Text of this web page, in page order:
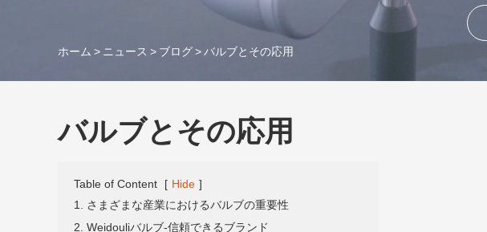
ホーム ニュース ブログ バルブとその応用
バルブとその応用
Table of Content [ Hide ]
1. さまざまな産業におけるバルブの重要性
2. Weidouliバルブ-信頼できるブランド